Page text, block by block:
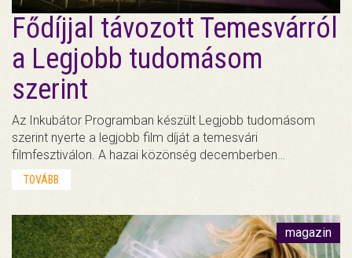
Fődíjjal távozott Temesvárról
a Legjobb tudomásom
szerint
Az Inkubátor Programban készült Legjobb tudomásom
szerint nyerte a legjobb film díját a temesvári
filmfesztiválon. A hazai közönség decemberben…
TOVÁBB
magazin